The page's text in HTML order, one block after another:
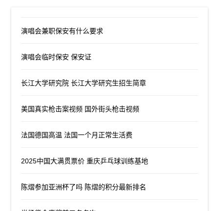
演唱会兼职保安有什么要求
演唱会临时保安 保安证
长江大学研究院 长江大学研究生招生简章
美国真实枪击案视频 国外街头枪击视频
法国德国高温 法国一个月正常生活费
2025中国大满贯票价 重庆乒乓球训练基地
陈熠参加亚洲杯了吗 陈熠的积分最新排名